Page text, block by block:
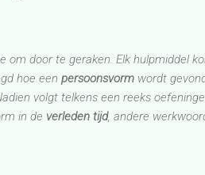
om door te geraken. Elk hulpmiddel
hoe een persoonsvorm wordt
volgt telkens een reeks
in de verleden tijd, andere